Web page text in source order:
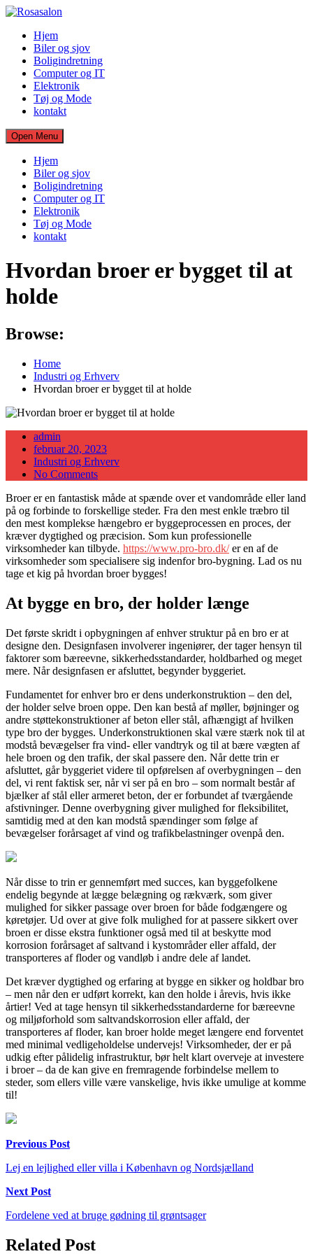
Skip
contentHjem
Biler og sjov
Boligindretning
Computer og IT
Elektronik
Tøj og Mode
kontakt
Open Menu
Hjem
Biler og sjov
Boligindretning
Computer og IT
Elektronik
Tøj og Mode
kontakt
Hvordan broer er bygget til at
holde
Browse:
Home
Industri og Erhverv
Hvordan broer er bygget til at holde
admin
Posted
on
februar 20, 2023
Industri og Erhverv
No Comments
Broer er en fantastisk måde at spænde over et vandområde eller land
på og forbinde to forskellige steder. Fra den mest enkle træbro til
den mest komplekse hængebro er byggeprocessen en proces, der
kræver dygtighed og præcision. Som kun professionelle
virksomheder kan tilbyde. https://www.pro-bro.dk/er en af de
virksomheder som specialisere sig indenfor bro-bygning. Lad os nu
tage et kig på hvordan broer bygges!
At bygge en bro, der holder længe
Det første skridt i opbygningen af enhver struktur på en bro er at
designe den. Designfasen involverer ingeniører, der tager hensyn til
faktorer som bæreevne, sikkerhedsstandarder, holdbarhed og meget
mere. Når designfasen er afsluttet, begynder byggeriet.
Fundamentet for enhver bro er dens underkonstruktion – den del,
der holder selve broen oppe. Den kan bestå af møller, bøjninger og
andre støttekonstruktioner af beton eller stål, afhængigt af hvilken
type bro der bygges. Underkonstruktionen skal være stærk nok til at
modstå bevægelser fra vind- eller vandtryk og til at bære vægten af
hele broen og den trafik, der skal passere den. Når dette trin er
afsluttet, går byggeriet videre til opførelsen af overbygningen – den
del, vi rent faktisk ser, når vi ser på en bro – som normalt består af
bjælker af stål eller armeret beton, der er forbundet af tværgående
afstivninger. Denne overbygning giver mulighed for fleksibilitet,
samtidig med at den kan modstå spændinger som følge af
bevægelser forårsaget af vind og trafikbelastninger ovenpå den.
Når disse to trin er gennemført med succes, kan byggefolkene
endelig begynde at lægge belægning og rækværk, som giver
mulighed for sikker passage over broen for både fodgængere og
køretøjer. Ud over at give folk mulighed for at passere sikkert over
broen er disse ekstra funktioner også med til at beskytte mod
korrosion forårsaget af saltvand i kystområder eller affald, der
transporteres af floder og vandløb i andre dele af landet.
Det kræver dygtighed og erfaring at bygge en sikker og holdbar bro
– men når den er udført korrekt, kan den holde i årevis, hvis ikke
årtier! Ved at tage hensyn til sikkerhedsstandarderne for bæreevne
og miljøforhold som saltvandskorrosion eller affald, der
transporteres af floder, kan broer holde meget længere end forventet
med minimal vedligeholdelse undervejs! Virksomheder, der er på
udkig efter pålidelig infrastruktur, bør helt klart overveje at investere
i broer – da de kan give en fremragende forbindelse mellem to
steder, som ellers ville være vanskelige, hvis ikke umulige at komme
til!
Indlægsnavigation
Previous Post
Lej en lejlighed eller villa i København og Nordsjælland
Next Post
Fordelene ved at bruge gødning til grøntsager
Related Post